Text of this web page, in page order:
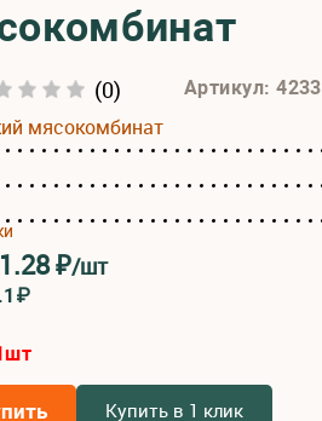
(0) Артикул: 4233
мясокомбинат
₽/шт
шт
Купить в 1 клик